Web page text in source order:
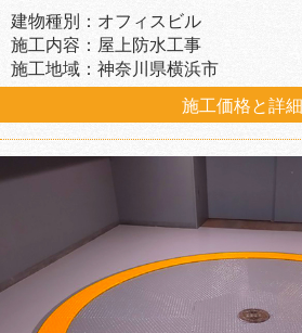
建物種別：オフィスビル
施工内容：屋上防水工事
施工地域：神奈川県横浜市
施工価格と詳細